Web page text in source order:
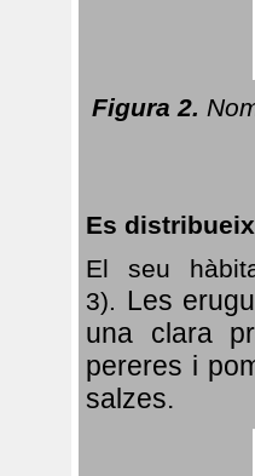
Figura 2.
Es
El seu
3). Les
una clara
pereres i
salzes.